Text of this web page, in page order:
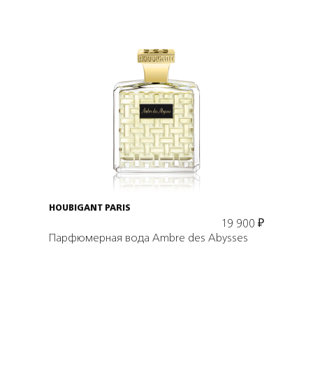
Подробнее
В корзину
HOUBIGANT PARIS
19 900 ₽
Парфюмерная вода Ambre des Abysses